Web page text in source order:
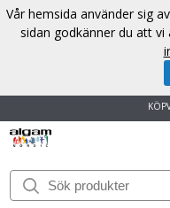
START
Vår hemsida använder sig
sidan godkänner du att vi